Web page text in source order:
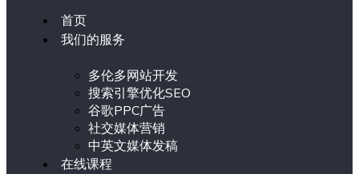
首页
我们的服务
多伦多网站开发
搜索引擎优化SEO
谷歌PPC广告
社交媒体营销
中英文媒体发稿
在线课程